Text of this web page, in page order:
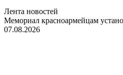
Лента новостей
Мемориал красноармейцам
07.08.2026